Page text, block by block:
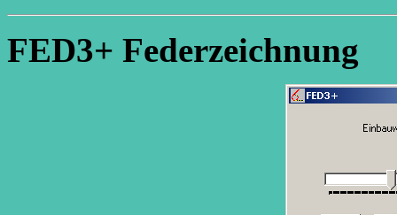
FED3+ Federzeichnung